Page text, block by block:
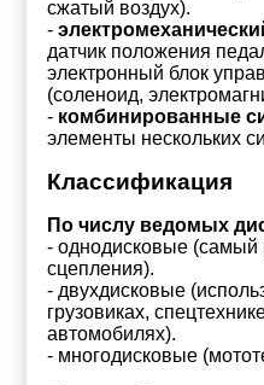
сжатый воздух).
-
датчик положения
электронный блок
(соленоид,
- комбинированные
элементы нескольких
Классификация
По числу ведомых
- однодисковые (самый
сцепления).
- двухдисковые
грузовиках,
автомобилях).
- многодисковые